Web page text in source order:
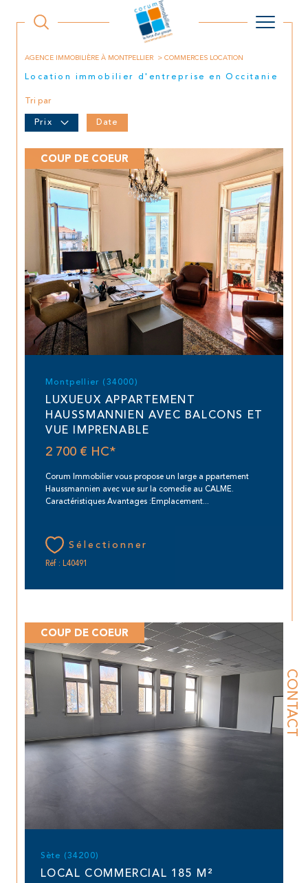
CONTACT
AGENCE IMMOBILIÈRE À MONTPELLIER COMMERCES LOCATION
Location immobilier d'entreprise en Occitanie
Tri par
Prix
Date
Montpellier (34000)
LUXUEUX APPARTEMENT
HAUSSMANNIEN AVEC BALCONS ET
VUE IMPRENABLE
2 700 € HC*
Corum Immobilier vous propose un large a ppartement
Haussmannien avec vue sur la comedie au CALME.
Caractéristiques Avantages :Emplacement...
Sélectionner
Réf : L40491
COUP DE COEUR
Sète (34200)
LOCAL COMMERCIAL 185 M²
COUP DE COEUR